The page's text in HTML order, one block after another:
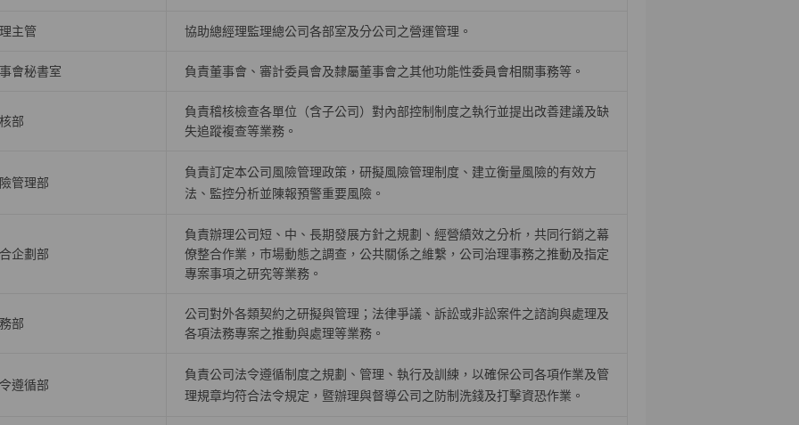
主管 協助總經理監理總公司各部室及分公司之營運管理。
會秘書室 負責董事會、審計委員會及隸屬董事會之其他功能性委員會相關事務等。
部
負責稽核檢查各單位（含子公司）對內部控制制度之執行並提出改善建議及缺
失追蹤複查等業務。
管理部
負責訂定本公司風險管理政策，研擬風險管理制度、建立衡量風險的有效方
法、監控分析並陳報預警重要風險。
企劃部
負責辦理公司短、中、長期發展方針之規劃、經營績效之分析，共同行銷之幕
僚整合作業，巿場動態之調查，公共關係之維繫，公司治理事務之推動及指定
專案事項之研究等業務。
部
公司對外各類契約之研擬與管理；法律爭議、訴訟或非訟案件之諮詢與處理及
各項法務專案之推動與處理等業務。
遵循部
負責公司法令遵循制度之規劃、管理、執行及訓練，以確保公司各項作業及管
理規章均符合法令規定，暨辦理與督導公司之防制洗錢及打擊資恐作業。